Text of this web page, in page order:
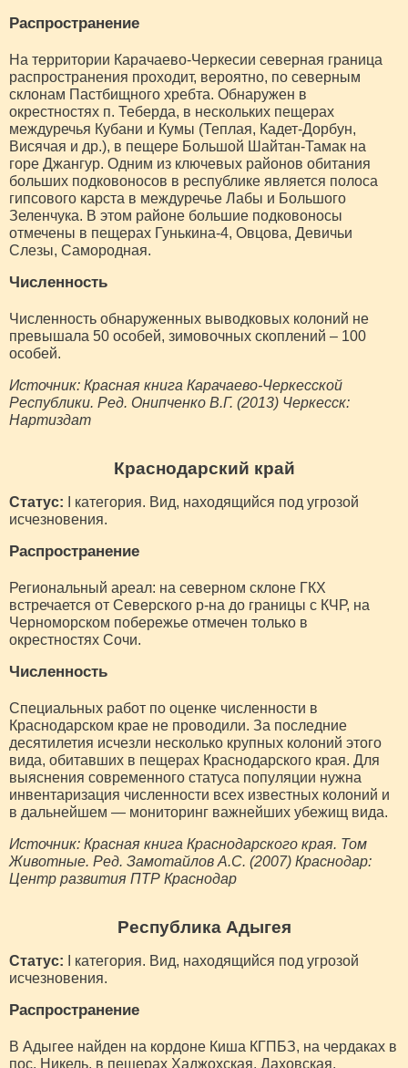
Распространение
На территории Карачаево-Черкесии северная граница
распространения проходит, вероятно, по северным
склонам Пастбищного хребта. Обнаружен в
окрестностях п. Теберда, в нескольких пещерах
междуречья Кубани и Кумы (Теплая, Кадет-Дорбун,
Висячая и др.), в пещере Большой Шайтан-Тамак на
горе Джангур. Одним из ключевых районов обитания
больших подковоносов в республике является полоса
гипсового карста в междуречье Лабы и Большого
Зеленчука. В этом районе большие подковоносы
отмечены в пещерах Гунькина-4, Овцова, Девичьи
Слезы, Самородная.
Численность
Численность обнаруженных выводковых колоний не
превышала 50 особей, зимовочных скоплений – 100
особей.
Источник: Красная книга Карачаево-Черкесской
Республики. Ред. Онипченко В.Г. (2013) Черкесск:
Нартиздат
Краснодарский край
Статус: I категория. Вид, находящийся под угрозой
исчезновения.
Распространение
Региональный ареал: на северном склоне ГКХ
встречается от Северского р-на до границы с КЧР, на
Черноморском побережье отмечен только в
окрестностях Сочи.
Численность
Специальных работ по оценке численности в
Краснодарском крае не проводили. За последние
десятилетия исчезли несколько крупных колоний этого
вида, обитавших в пещерах Краснодарского края. Для
выяснения современного статуса популяции нужна
инвентаризация численности всех известных колоний и
в дальнейшем — мониторинг важнейших убежищ вида.
Источник: Красная книга Краснодарского края. Том
Животные. Ред. Замотайлов А.С. (2007) Краснодар:
Центр развития ПТР Краснодар
Республика Адыгея
Статус: I категория. Вид, находящийся под угрозой
исчезновения.
Распространение
В Адыгее найден на кордоне Киша КГПБЗ, на чердаках в
пос. Никель, в пещерах Хаджохская, Даховская,